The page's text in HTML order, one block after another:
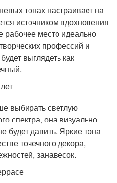
тонах настраивает на
источником вдохновения
рабочее место идеально
профессий и
выглядеть как
выбирать светлую
спектра, она визуально
будет давить. Яркие тона
точечного декора,
занавесок.